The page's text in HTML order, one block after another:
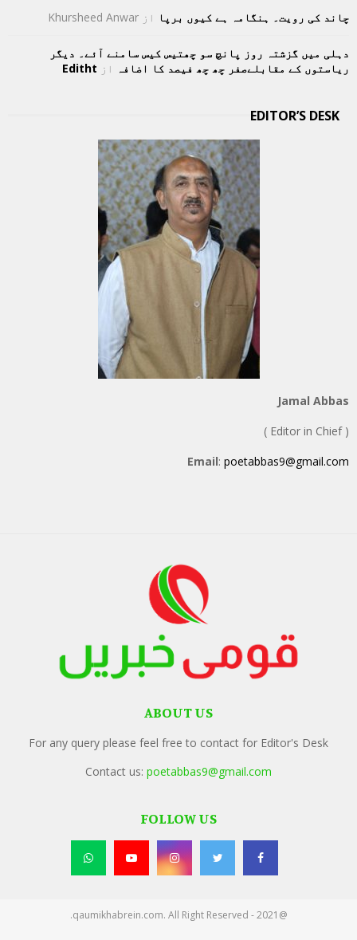
چاند کی رویت۔ ہنگامہ ہے کیوں برپا از Khursheed Anwar
دہلی میں گزشتہ روز پانچ سو چھتیس کیس سامنے آئے۔ دیگر
ریاستوں کے مقابلےصفر چھ چھ فیصد کا اضافہ از Editht
EDITOR’S DESK
Jamal Abbas
( Editor in Chief )
Email: poetabbas9@gmail.com
ABOUT US
For any query please feel free to contact for Editor's Desk
Contact us: poetabbas9@gmail.com
FOLLOW US
@2021 - qaumikhabrein.com. All Right Reserved.